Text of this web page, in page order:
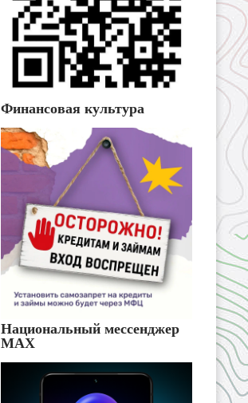
Финансовая культура
Национальный мессенджер
MAX